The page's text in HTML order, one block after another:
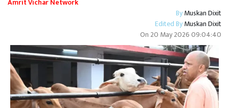
ByMuskan Dixit
Edited ByMuskan Dixit
On 20 May 2026 09:04:40